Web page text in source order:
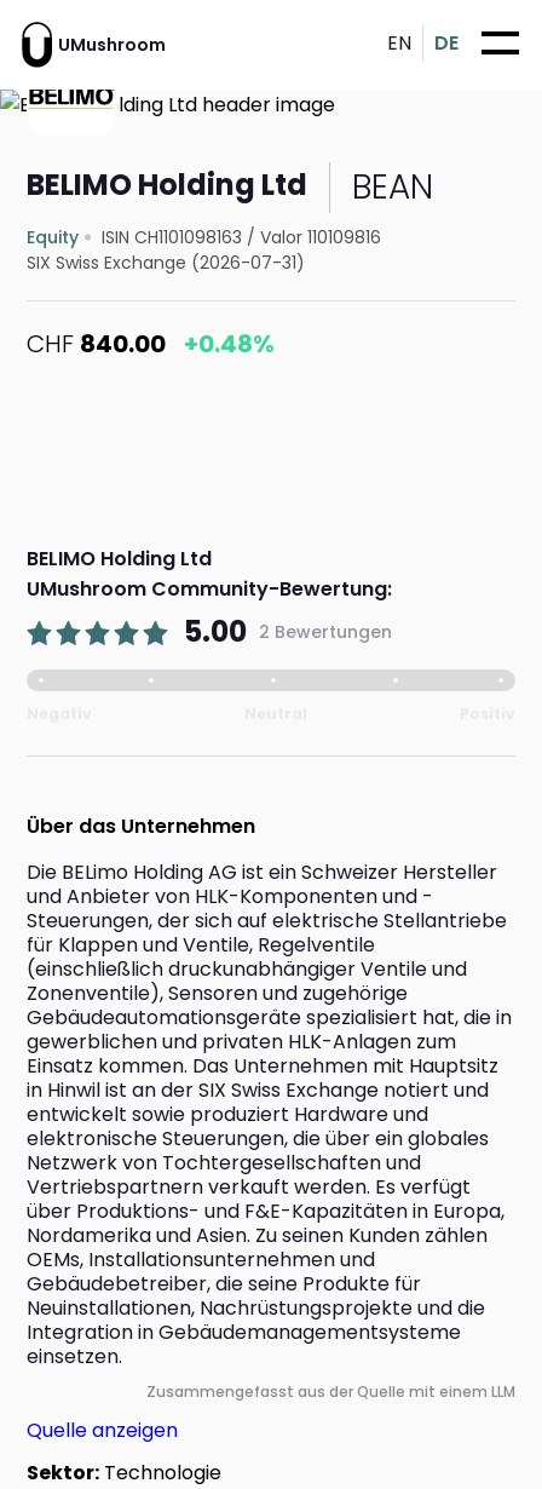
UMushroom EN DE
BELIMO Holding Ltd BEAN
Equity ISIN CH1101098163 /Valor 110109816
SIX Swiss Exchange (2026-07-31)
CHF 840.00 +0.48%
BELIMO Holding Ltd
UMushroom Community-Bewertung:
5.00 2 Bewertungen
Über das Unternehmen
Die BELimo Holding AG ist ein Schweizer Hersteller
und Anbieter von HLK-Komponenten und -
Steuerungen, der sich auf elektrische Stellantriebe
für Klappen und Ventile, Regelventile
(einschließlich druckunabhängiger Ventile und
Zonenventile), Sensoren und zugehörige
Gebäudeautomationsgeräte spezialisiert hat, die in
gewerblichen und privaten HLK-Anlagen zum
Einsatz kommen. Das Unternehmen mit Hauptsitz
in Hinwil ist an der SIX Swiss Exchange notiert und
entwickelt sowie produziert Hardware und
elektronische Steuerungen, die über ein globales
Netzwerk von Tochtergesellschaften und
Vertriebspartnern verkauft werden. Es verfügt
über Produktions- und F&E-Kapazitäten in Europa,
Nordamerika und Asien. Zu seinen Kunden zählen
OEMs, Installationsunternehmen und
Gebäudebetreiber, die seine Produkte für
Neuinstallationen, Nachrüstungsprojekte und die
Integration in Gebäudemanagementsysteme
einsetzen.
Zusammengefasst aus der Quelle mit einem LLM
Quelle anzeigen
Sektor: Technologie